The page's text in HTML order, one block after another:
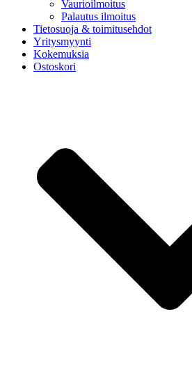
Vaurioilmoitus
Palautus ilmoitus
Tietosuoja & toimitusehdot
Yritysmyynti
Kokemuksia
Ostoskori